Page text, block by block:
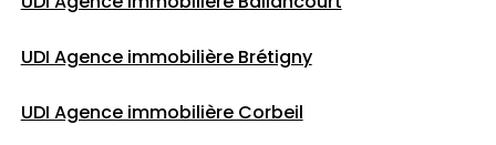
UDI Agence immobilière Brétigny
UDI Agence immobilière Corbeil